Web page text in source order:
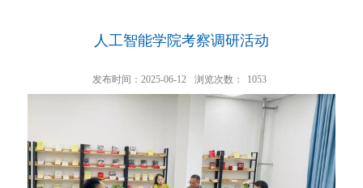
人工智能学院考察调研活动
发布时间：2025-06-12 浏览次数： 1053